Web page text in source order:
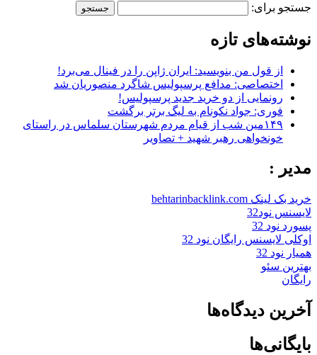
جستجو برای:
نوشته‌های تازه
از قول من بنویسید: ایران ژاپن را در فینال می‌برد!
اختصاصی: مدافع پرسپولیس شاگرد منصوریان شد
رونمایی از دو خرید جدید پرسپولیس!
فوری: جواد نکونام به لیگ برتر برگشت
۱۴۹مین شب از قیام مردم شهرستان سلماس در راستای
خونخواهی رهبر شهید + تصاویر
مدیر :
خرید بک لینک behtarinbacklink.com
لایسنس نود32
پسورد نود 32
اوکلی لایسنس رایگان نود 32
همیار نود 32
بهترین سئو
رایگان
آخرین دیدگاه‌ها
بایگانی‌ها